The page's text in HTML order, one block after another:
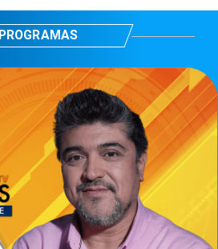
PROGRAMAS